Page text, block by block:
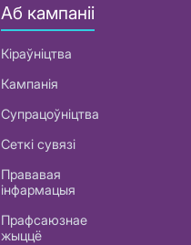
Аб кампаніі
Кіраўніцтва
Кампанія
Супрацоўніцтва
Сеткі сувязі
Прававая
інфармацыя
Прафсаюзнае
жыццё